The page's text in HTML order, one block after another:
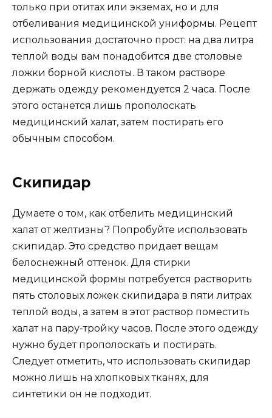
только при отитах или экземах, но и для
отбеливания медицинской униформы. Рецепт
использования достаточно прост: на два литра
теплой воды вам понадобится две столовые
ложки борной кислоты. В таком растворе
держать одежду рекомендуется 2 часа. После
этого останется лишь прополоскать
медицинский халат, затем постирать его
обычным способом.
Скипидар
Думаете о том, как отбелить медицинский
халат от желтизны? Попробуйте использовать
скипидар. Это средство придает вещам
белоснежный оттенок. Для стирки
медицинской формы потребуется растворить
пять столовых ложек скипидара в пяти литрах
теплой воды, а затем в этот раствор поместить
халат на пару-тройку часов. После этого одежду
нужно будет прополоскать и постирать.
Следует отметить, что использовать скипидар
можно лишь на хлопковых тканях, для
синтетики он не подходит.